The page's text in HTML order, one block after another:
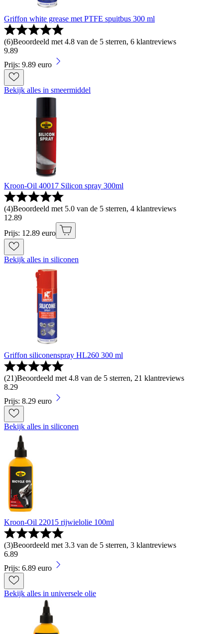
Griffon white grease met PTFE spuitbus 300 ml
(6)Beoordeeld met 4.8 van de 5 sterren, 6 klantreviews
9.89
Prijs: 9.89 euro
Bekijk alles in smeermiddel
Kroon-Oil 40017 Silicon spray 300ml
(4)Beoordeeld met 5.0 van de 5 sterren, 4 klantreviews
12.89
Prijs: 12.89 euro
Bekijk alles in siliconen
Griffon siliconenspray HL260 300 ml
(21)Beoordeeld met 4.8 van de 5 sterren, 21 klantreviews
8.29
Prijs: 8.29 euro
Bekijk alles in siliconen
Kroon-Oil 22015 rijwielolie 100ml
(3)Beoordeeld met 3.3 van de 5 sterren, 3 klantreviews
6.89
Prijs: 6.89 euro
Bekijk alles in universele olie